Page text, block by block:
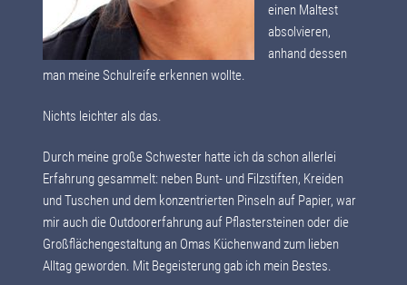
einen Maltest
absolvieren,
anhand dessen
man meine Schulreife erkennen wollte.
Nichts leichter als das.
Durch meine große Schwester hatte ich da schon allerlei
Erfahrung gesammelt: neben Bunt- und Filzstiften, Kreiden
und Tuschen und dem konzentrierten Pinseln auf Papier, war
mir auch die Outdoorerfahrung auf Pflastersteinen oder die
Großflächengestaltung an Omas Küchenwand zum lieben
Alltag geworden. Mit Begeisterung gab ich mein Bestes.